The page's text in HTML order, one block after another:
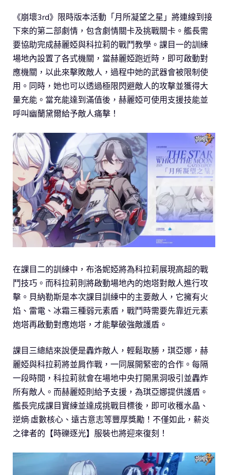
《崩壞3rd》限時版本活動「月所凝望之星」將連線到接
下來的第二部劇情，包含劇情關卡及挑戰關卡。艦長需
要協助完成赫麗婭與科拉莉的戰鬥教學。課目一的訓練
場地內設置了各式機關，當赫麗婭跑近時，即可啟動對
應機關，以此來擊敗敵人，過程中她的武器會被限制使
用。同時，她也可以透過極限閃避敵人的攻擊並獲得大
量充能。當充能達到滿值後，赫麗婭可使用支援技能並
呼叫幽蘭黛爾給予敵人痛擊！
在課目二的訓練中，布洛妮婭將為科拉莉展現高超的戰
鬥技巧。而科拉莉則將啟動場地內的炮塔對敵人進行攻
擊。貝納勒斯是本次課目訓練中的主要敵人，它擁有火
焰、雷電、冰霜三種弱元素盾，戰鬥時需要先靠近元素
炮塔再啟動對應炮塔，才能擊破強敵護盾。
課目三總結來說便是轟炸敵人，輕鬆取勝，琪亞娜，赫
麗婭與科拉莉將並肩作戰，一同展開緊密的合作。每隔
一段時間，科拉莉就會在場地中央打開黑洞吸引並轟炸
所有敵人。而赫麗婭則給予支援，為琪亞娜提供護盾。
艦長完成課目實練並達成挑戰目標後，即可收穫水晶、
逆熵·虛數核心、遠古意志等豐厚獎勵！不僅如此，薪炎
之律者的【時礫逐光】服裝也將迎來復刻！